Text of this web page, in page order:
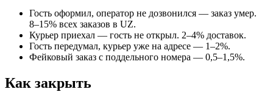
Гость оформил, оператор не дозвонился — заказ умер.
8–15% всех заказов в UZ.
Курьер приехал — гость не открыл. 2–4% доставок.
Гость передумал, курьер уже на адресе — 1–2%.
Фейковый заказ с поддельного номера — 0,5–1,5%.
Как закрыть